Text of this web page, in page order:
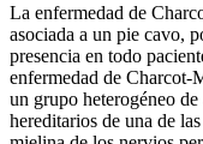
La enfermedad de
asociada a un pie cavo,
presencia en todo
enfermedad de Charcot-
un grupo heterogéneo
hereditarios de una de